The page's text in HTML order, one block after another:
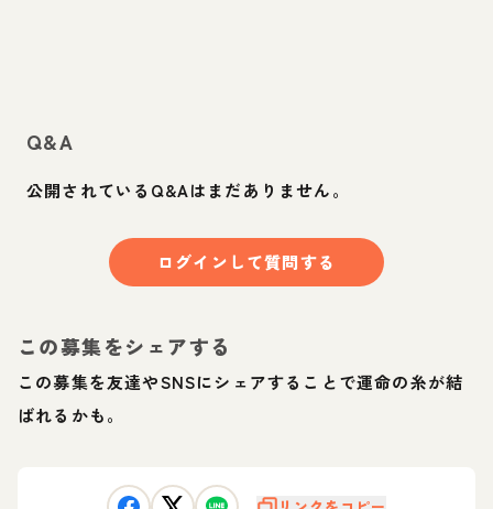
Q&A
公開されているQ&Aはまだありません。
ログインして質問する
この募集をシェアする
この募集を友達やSNSにシェアすることで運命の糸が結
ばれるかも。